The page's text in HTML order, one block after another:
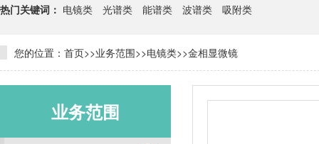
热门关键词： 电镜类 光谱类 能谱类 波谱类 吸附类
您的位置： 首页>>业务范围>>电镜类>>金相显微镜
业务范围